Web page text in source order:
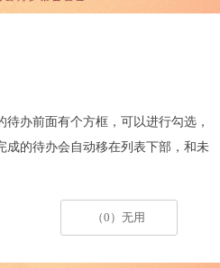
待办前面有个方框，可以进行勾选，
成的待办会自动移在列表下部，和未
（0）无用